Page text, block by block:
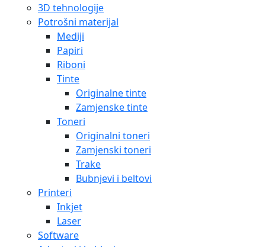
3D tehnologije
Potrošni materijal
Mediji
Papiri
Riboni
Tinte
Originalne tinte
Zamjenske tinte
Toneri
Originalni toneri
Zamjenski toneri
Trake
Bubnjevi i beltovi
Printeri
Inkjet
Laser
Software